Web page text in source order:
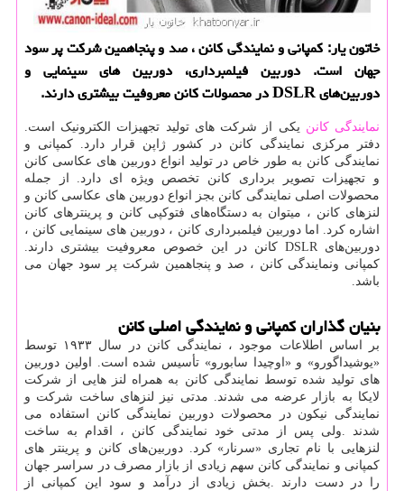
خاتون یار: كمپانی و نمایندگی كانن ، صد و پنجاهمین شركت پر سود
جهان است. دوربین فیلمبرداری، دوربین های سینمایی و
دوربین‌های DSLR در محصولات كانن معروفیت بیشتری دارند.
نمایندگی کانن یکی از شرکت های تولید تجهیزات الکترونیک است.
دفتر مرکزی نمایندگی کانن در کشور ژاپن قرار دارد. کمپانی و
نمایندگی کانن به طور خاص در تولید انواع دوربین های عکاسی کانن
و تجهیزات تصویر برداری کانن تخصص ویژه ای دارد. از جمله
محصولات اصلی نمایندگی کانن بجز انواع دوربین های عکاسی کانن و
لنزهای کانن ، میتوان به دستگاه‌های فتوکپی کانن و پرینترهای کانن
اشاره کرد. اما دوربین فیلمبرداری کانن ، دوربین های سینمایی کانن ،
دوربین‌های DSLR کانن در این خصوص معروفیت بیشتری دارند
کمپانی ونمایندگی کانن ، صد و پنجاهمین شرکت پر سود جهان می
باشد.
بنیان گذاران کمپانی و نمایندگی اصلی کانن
بر اساس اطلاعات موجود ، نمایندگی کانن در سال ۱۹۳۳ توسط
«یوشیداگورو» و «اوچیدا سابورو» تأسیس شده است. اولین دوربین
های تولید شده توسط نمایندگی کانن به همراه لنز هایی از شرکت
لایکا به بازار عرضه می شدند. مدتی نیز لنزهای ساخت شرکت و
نمایندگی نیکون در محصولات دوربین نمایندگی کانن استفاده می
شدند
ولی پس از مدتی خود نمایندگی کانن ، اقدام به ساخت
لنزهایی با نام تجاری «سرنار» کرد. دوربین‌های کانن و پرینتر های
کمپانی و نمایندگی کانن سهم زیادی از بازار مصرف در سراسر جهان
را در دست دارند
بخش زیادی از درآمد و سود این کمپانی از